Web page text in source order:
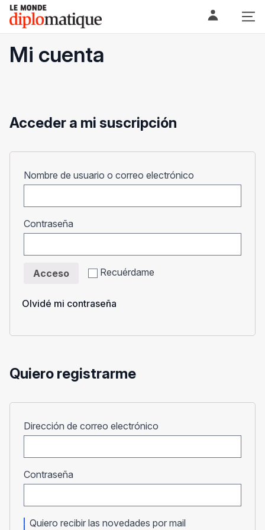
Skip
content
Le monde diplomatique
Mi cuenta
Acceder a mi suscripción
Nombre de usuario o correo electrónico
Contraseña
Recuérdame
Acceso
Olvidé mi contraseña
Quiero registrarme
Dirección de correo electrónico
Contraseña
Quiero recibir las novedades por mail